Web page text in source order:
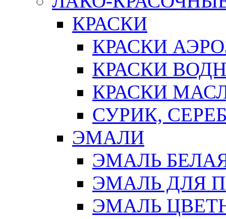
КРАСКИ
КРАСКИ
КРАСКИ
КРАСКИ
СУРИК,
ЭМАЛИ
ЭМАЛЬ
ЭМАЛЬ ДЛЯ
ЭМАЛЬ